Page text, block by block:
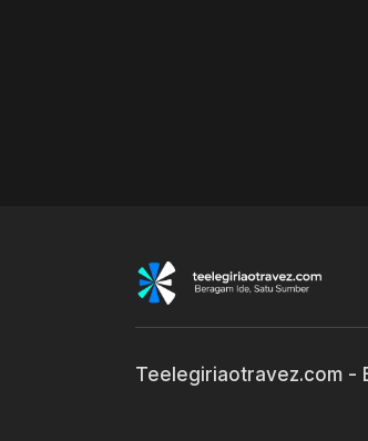
Teelegiriaotravez.com -